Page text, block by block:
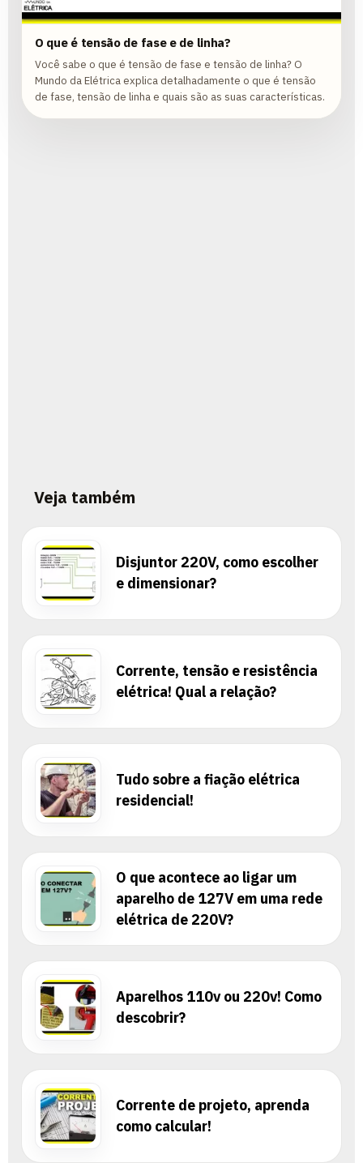
O que é tensão de fase e de linha?
Você sabe o que é tensão de fase e tensão de linha? O
Mundo da Elétrica explica detalhadamente o que é tensão
de fase, tensão de linha e quais são as suas características.
Veja também
Disjuntor 220V, como escolher
e dimensionar?
Corrente, tensão e resistência
elétrica! Qual a relação?
Tudo sobre a fiação elétrica
residencial!
O que acontece ao ligar um
aparelho de 127V em uma rede
elétrica de 220V?
Aparelhos 110v ou 220v! Como
descobrir?
Corrente de projeto, aprenda
como calcular!